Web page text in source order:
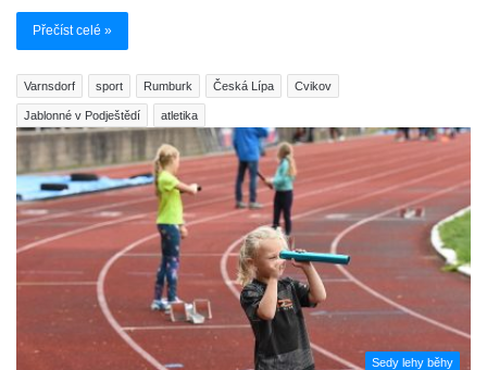
Přečíst celé »
Varnsdorf sport Rumburk Česká Lípa Cvikov
Jablonné v Podještědí atletika
Sedy lehy běhy